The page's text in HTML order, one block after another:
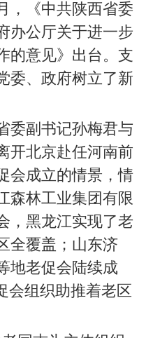
，《中共陕西省委
办公厅关于进一步
的意见》出台。支
委、政府树立了新
副书记孙梅君与
开北京赴任河南前
会成立的情景，情
森林工业集团有限
，黑龙江实现了老
全覆盖；山东济
地老促会陆续成
组织助推着老区